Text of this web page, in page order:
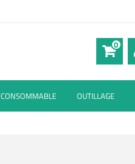
0
CONSOMMABLE OUTILLAGE